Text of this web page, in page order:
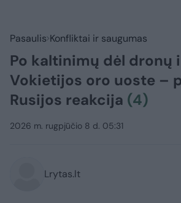
Pasaulis Konfliktai ir saugumas
Po kaltinimų dėl dronų
Vokietijos oro uoste –
Rusijos reakcija (4)
2026 m. rugpjūčio 8 d. 05:31
Lrytas.lt